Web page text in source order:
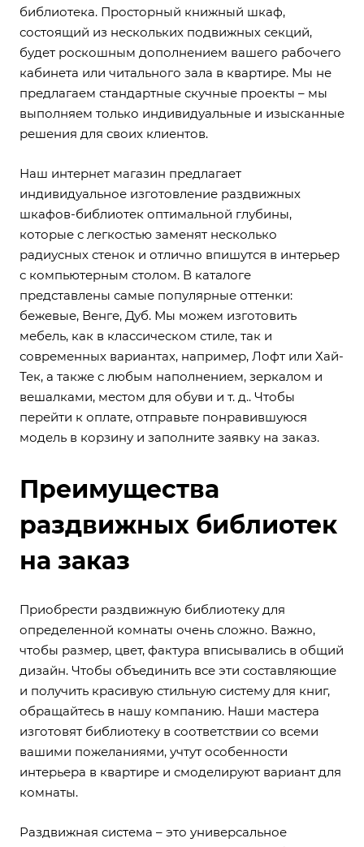
библиотека. Просторный книжный шкаф,
состоящий из нескольких подвижных секций,
будет роскошным дополнением вашего рабочего
кабинета или читального зала в квартире. Мы не
предлагаем стандартные скучные проекты – мы
выполняем только индивидуальные и изысканные
решения для своих клиентов.
Наш интернет магазин предлагает
индивидуальное изготовление раздвижных
шкафов-библиотек оптимальной глубины,
которые с легкостью заменят несколько
радиусных стенок и отлично впишутся в интерьер
с компьютерным столом. В каталоге
представлены самые популярные оттенки:
бежевые, Венге, Дуб. Мы можем изготовить
мебель, как в классическом стиле, так и
современных вариантах, например, Лофт или Хай-
Тек, а также с любым наполнением, зеркалом и
вешалками, местом для обуви и т. д.. Чтобы
перейти к оплате, отправьте понравившуюся
модель в корзину и заполните заявку на заказ.
Преимущества
раздвижных библиотек
на заказ
Приобрести раздвижную библиотеку для
определенной комнаты очень сложно. Важно,
чтобы размер, цвет, фактура вписывались в общий
дизайн. Чтобы объединить все эти составляющие
и получить красивую стильную систему для книг,
обращайтесь в нашу компанию. Наши мастера
изготовят библиотеку в соответствии со всеми
вашими пожеланиями, учтут особенности
интерьера в квартире и смоделируют вариант для
комнаты.
Раздвижная система – это универсальное